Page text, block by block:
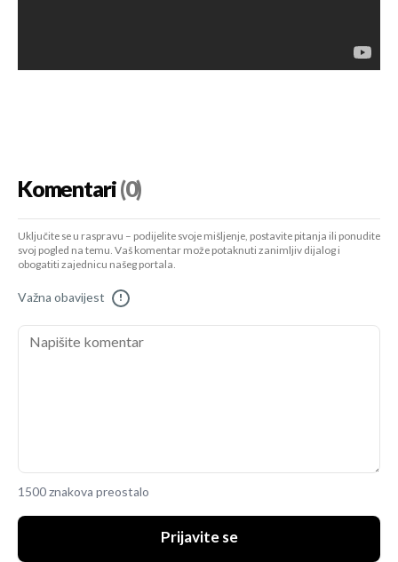
Komentari(0)
Uključite se u raspravu – podijelite svoje mišljenje, postavite pitanja ili ponudite
svoj pogled na temu. Vaš komentar može potaknuti zanimljiv dijalog i
obogatiti zajednicu našeg portala.
Važna obavijest !
1500 znakova preostalo
Prijavite se